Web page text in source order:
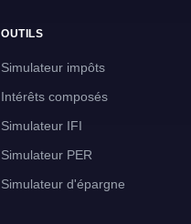
OUTILS
Simulateur impôts
Intérêts composés
Simulateur IFI
Simulateur PER
Simulateur d'épargne